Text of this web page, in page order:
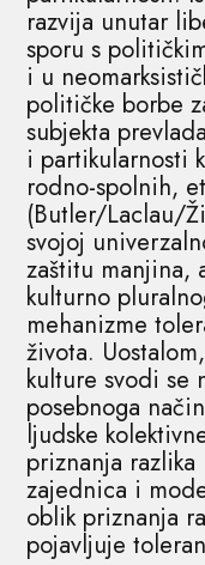
razvija unutar
sporu s
i u
političke borbe
subjekta
i partikularnosti
rodno-spolnih,
(Butler/Laclau/
svojoj
zaštitu manjina,
kulturno
mehanizme
života.
kulture svodi se
posebnoga
ljudske
priznanja
zajednica i
oblik priznanja
pojavljuje